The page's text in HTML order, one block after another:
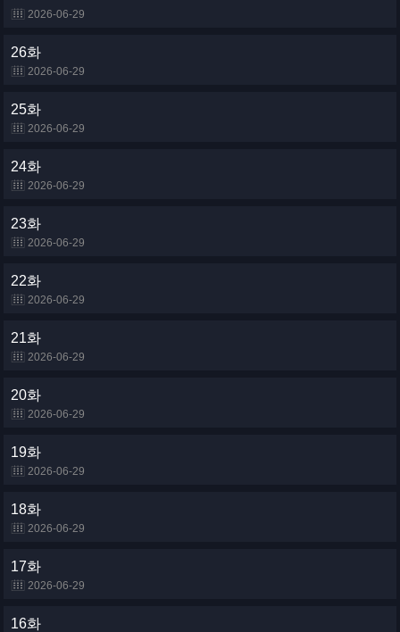
2026-06-29
26화
2026-06-29
25화
2026-06-29
24화
2026-06-29
23화
2026-06-29
22화
2026-06-29
21화
2026-06-29
20화
2026-06-29
19화
2026-06-29
18화
2026-06-29
17화
2026-06-29
16화